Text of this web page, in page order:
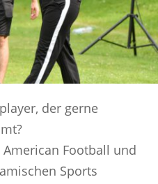
der gerne
Football und
Sports